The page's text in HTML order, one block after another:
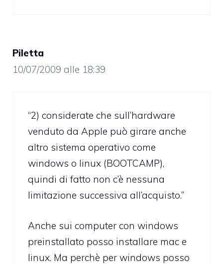
Piletta
10/07/2009 alle 18:39
“2) considerate che sull’hardware
venduto da Apple può girare anche
altro sistema operativo come
windows o linux (BOOTCAMP),
quindi di fatto non c’è nessuna
limitazione successiva all’acquisto.”
Anche sui computer con windows
preinstallato posso installare mac e
linux. Ma perchè per windows posso